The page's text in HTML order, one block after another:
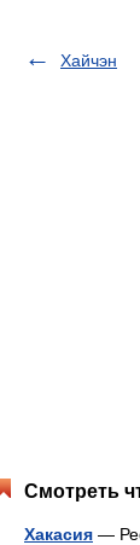
Хайчэн
Смотреть
Хакасия —